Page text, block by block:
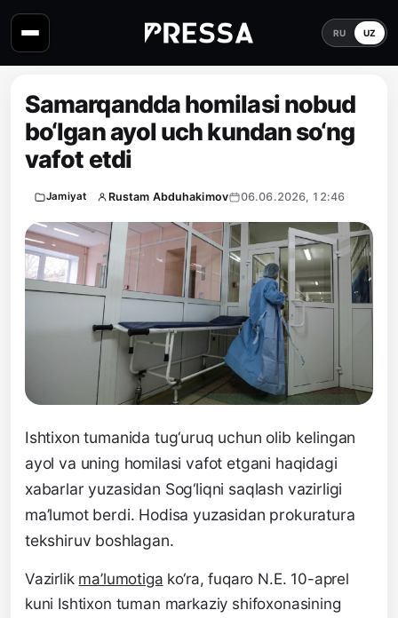
RU UZ
Samarqandda homilasi nobud
bo‘lgan ayol uch kundan so‘ng
vafot etdi
Jamiyat Rustam Abduhakimov 06.06.2026, 12:46
Ishtixon tumanida tug‘uruq uchun olib kelingan
ayol va uning homilasi vafot etgani haqidagi
xabarlar yuzasidan Sog‘liqni saqlash vazirligi
ma’lumot berdi. Hodisa yuzasidan prokuratura
tekshiruv boshlagan.
Vazirlik ma’lumotiga ko‘ra, fuqaro N.E. 10-aprel
kuni Ishtixon tuman markaziy shifoxonasining